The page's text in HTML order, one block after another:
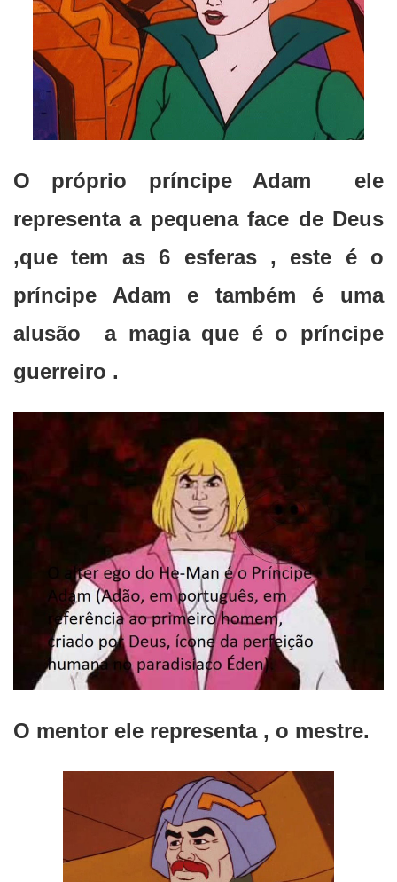
O próprio príncipe Adam ele
representa a pequena face de Deus
,que tem as 6 esferas , este é o
príncipe Adam e também é uma
alusão a magia que é o príncipe
guerreiro .
O mentor ele representa , o mestre.